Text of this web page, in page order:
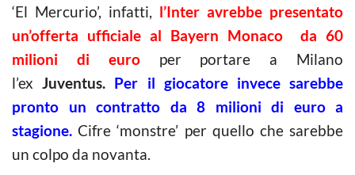
‘El Mercurio’, infatti, l’Inter avrebbe presentato
un’offerta ufficiale al Bayern Monaco da 60
milioni di euro
per portare a Milano
l’exJuventus. Per il giocatore invece sarebbe
pronto un contratto da 8 milioni di euro a
stagione. Cifre ‘monstre’ per quello che sarebbe
un colpo da novanta.